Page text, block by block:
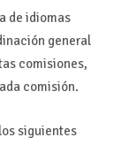
de idiomas
general
comisiones,
comisión.
siguientes